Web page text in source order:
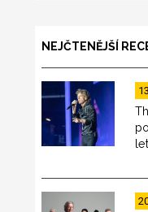
NEJČTENĚJŠÍ